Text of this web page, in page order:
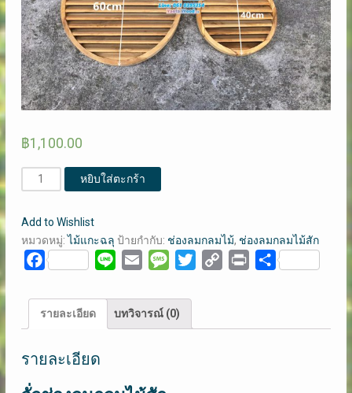
฿1,100.00
จำนวน
จั่ว
กลม
ไม้
สัก
ชิ้น
หยิบใส่ตะกร้า
Add to Wishlist
หมวดหมู่:ไม้แกะฉลุ ป้ายกำกับ: ช่องลมกลมไม้, ช่องลมกลมไม้สัก
Facebook Line Email MessageTwitterCopy
Print Share
รายละเอียด บทวิจารณ์ (0)
รายละเอียด